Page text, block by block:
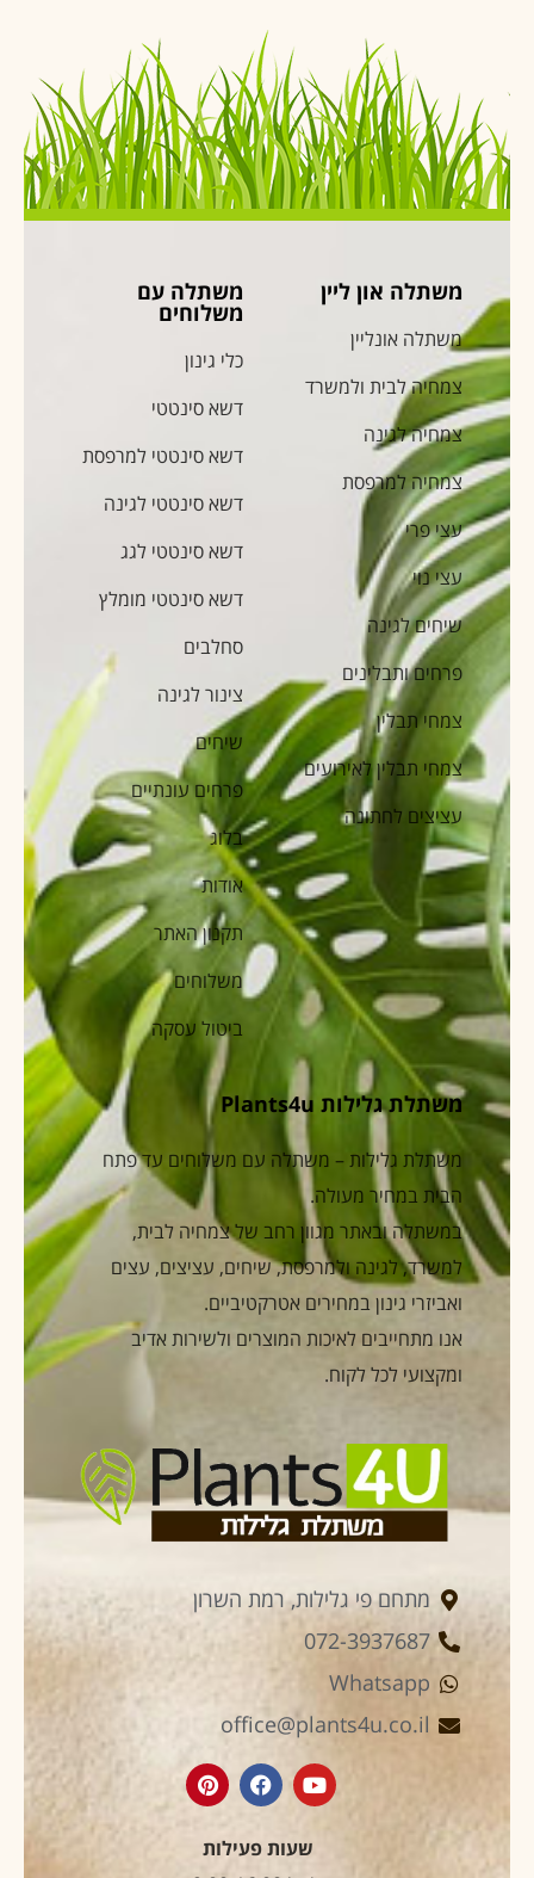
משתלה און ליין
משתלה אונליין
צמחיה לבית ולמשרד
צמחיה לגינה
צמחיה למרפסת
עצי פרי
עצי נוי
שיחים לגינה
פרחים ותבלינים
צמחי תבלין
צמחי תבלין לאירועים
עציצים לחתונה
משתלה עם
משלוחים
כלי גינון
דשא סינטטי
דשא סינטטי למרפסת
דשא סינטטי לגינה
דשא סינטטי לגג
דשא סינטטי מומלץ
סחלבים
צינור לגינה
שיחים
פרחים עונתיים
בלוג
אודות
תקנון האתר
משלוחים
ביטול עסקה
משתלת גלילות Plants4u
משתלת גלילות – משתלה עם משלוחים עד פתח
הבית במחיר מעולה.
במשתלה ובאתר מגוון רחב של צמחיה לבית,
למשרד, לגינה ולמרפסת, שיחים, עציצים, עצים
ואביזרי גינון במחירים אטרקטיביים.
אנו מתחייבים לאיכות המוצרים ולשירות אדיב
ומקצועי לכל לקוח.
מתחם פי גלילות, רמת השרון
072-3937687
Whatsapp
office@plants4u.co.il
שעות פעילות